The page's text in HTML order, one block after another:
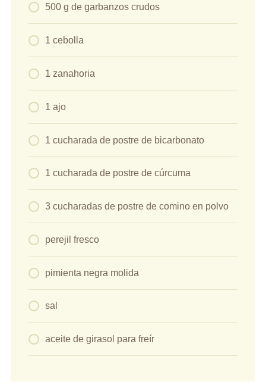
500 g de garbanzos crudos
1 cebolla
1 zanahoria
1 ajo
1 cucharada de postre de bicarbonato
1 cucharada de postre de cúrcuma
3 cucharadas de postre de comino en polvo
perejil fresco
pimienta negra molida
sal
aceite de girasol para freír